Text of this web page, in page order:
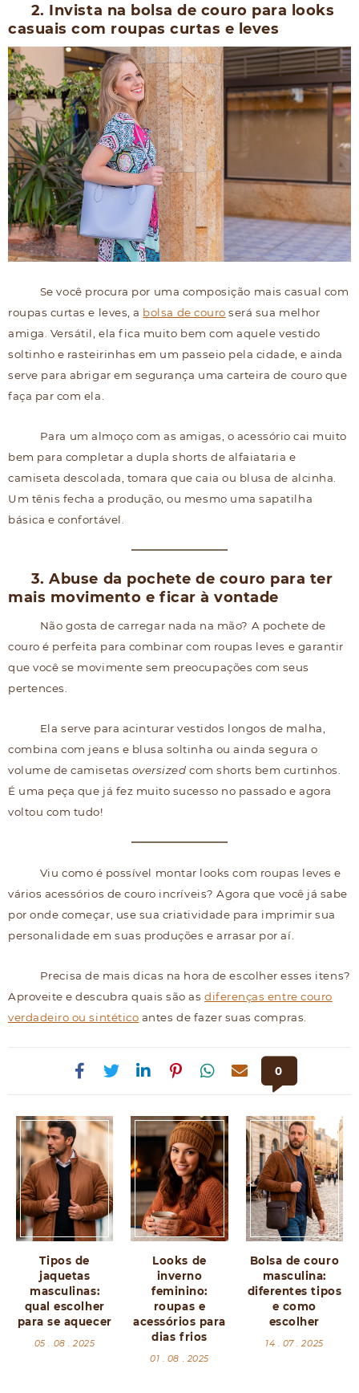
2. Invista na bolsa de couro para looks
casuais com roupas curtas e leves
Se você procura por uma composição mais casual com
roupas curtas e leves, a bolsa de couro será sua melhor
amiga. Versátil, ela fica muito bem com aquele vestido
soltinho e rasteirinhas em um passeio pela cidade, e ainda
serve para abrigar em segurança uma carteira de couro que
faça par com ela.
Para um almoço com as amigas, o acessório cai muito
bem para completar a dupla shorts de alfaiataria e
camiseta descolada, tomara que caia ou blusa de alcinha.
Um tênis fecha a produção, ou mesmo uma sapatilha
básica e confortável.
3. Abuse da pochete de couro para ter
mais movimento e ficar à vontade
Não gosta de carregar nada na mão? A pochete de
couro é perfeita para combinar com roupas leves e garantir
que você se movimente sem preocupações com seus
pertences.
Ela serve para acinturar vestidos longos de malha,
combina com jeans e blusa soltinha ou ainda segura o
volume de camisetas oversized com shorts bem curtinhos.
É uma peça que já fez muito sucesso no passado e agora
voltou com tudo!
Viu como é possível montar looks com roupas leves e
vários acessórios de couro incríveis? Agora que você já sabe
por onde começar, use sua criatividade para imprimir sua
personalidade em suas produções e arrasar por aí.
Precisa de mais dicas na hora de escolher esses itens?
Aproveite e descubra quais são asdiferenças entre couro
verdadeiro ou sintético antes de fazer suas compras.
0
Tipos de
jaquetas
masculinas:
qual escolher
para se aquecer
05 . 08 . 2025
Looks de
inverno
feminino:
roupas e
acessórios para
dias frios
01 . 08 . 2025
Bolsa de couro
masculina:
diferentes tipos
e como
escolher
14 . 07 . 2025